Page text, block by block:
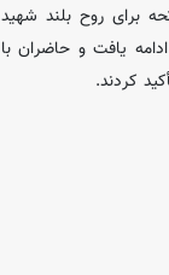
برای روح بلند شهید
یافت و حاضران با
کردند.